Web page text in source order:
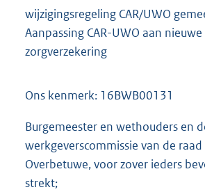
wijzigingsregeling CAR/UWO
Aanpassing CAR-UWO aan
zorgverzekering
Ons kenmerk: 16BWB00131
Burgemeester en wethouders en
werkgeverscommissie van de
Overbetuwe, voor zover ieders
strekt;